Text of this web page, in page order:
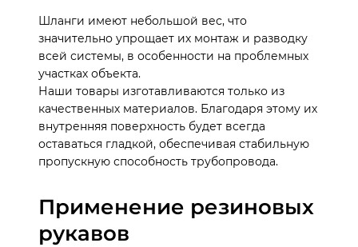
Шланги имеют небольшой вес, что
значительно упрощает их монтаж и разводку
всей системы, в особенности на проблемных
участках объекта.
Наши товары изготавливаются только из
качественных материалов. Благодаря этому их
внутренняя поверхность будет всегда
оставаться гладкой, обеспечивая стабильную
пропускную способность трубопровода.
Применение резиновых
рукавов